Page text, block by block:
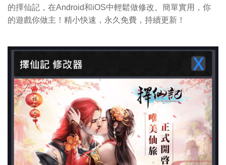
的擇仙記，在Android和iOS中輕鬆做修改。簡單實用，你
的遊戲你做主！精小快速，永久免費，持續更新！